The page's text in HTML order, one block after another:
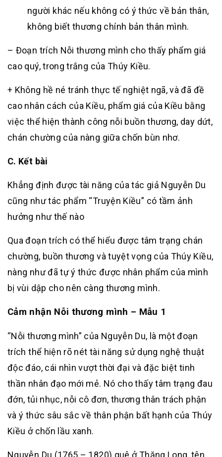
người khác nếu không có ý thức về bản thân,
không biết thương chính bản thân mình.
– Đoạn trích Nỗi thương mình cho thấy phẩm giá
cao quý, trong trắng của Thúy Kiều.
+ Không hề né tránh thực tế nghiệt ngã, và đã đề
cao nhân cách của Kiều, phẩm giá của Kiều bằng
việc thể hiện thành công nỗi buồn thương, day dứt,
chán chường của nàng giữa chốn bùn nhơ.
C. Kết bài
Khẳng định được tài năng của tác giả Nguyễn Du
cũng như tác phẩm “Truyện Kiều” có tầm ảnh
hưởng như thế nào
Qua đoạn trích có thể hiểu được tâm trạng chán
chường, buồn thương và tuyệt vọng của Thúy Kiều,
nàng như đã tự ý thức được nhân phẩm của mình
bị vùi dập cho nên càng thương mình.
Cảm nhận Nỗi thương mình – Mẫu 1
“Nỗi thương mình” của Nguyễn Du, là một đoạn
trích thể hiện rõ nét tài năng sử dụng nghệ thuật
độc đáo, cái nhìn vượt thời đại và đặc biệt tinh
thần nhân đạo mới mẻ. Nó cho thấy tâm trạng đau
đớn, tủi nhục, nỗi cô đơn, thương thân trách phận
và ý thức sâu sắc về thân phận bất hạnh của Thúy
Kiều ở chốn lầu xanh.
Nguyễn Du (1765 – 1820) quê ở Thăng Long, tên